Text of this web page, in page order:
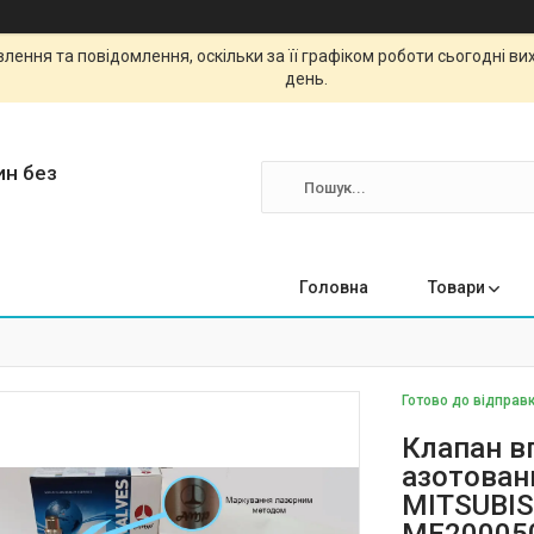
та повідомлення, оскільки за її графіком роботи сьогодні
день.
без
Головна Товари
Готово до
Клапан